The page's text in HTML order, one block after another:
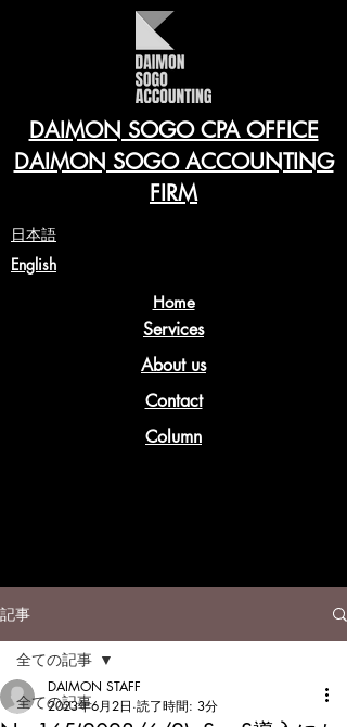
DAIMON SOGO CPA OFFICE
DAIMON SOGO ACCOUNTING
FIRM
​日本語
English
Home
Services
About us
Contact
Column
記事
全ての記事
全ての記事
DAIMON STAFF
2023年6月2日 読了時間: 3分